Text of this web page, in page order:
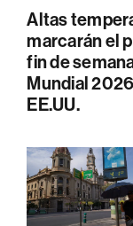
Altas
marcarán el
fin de
Mundial
EE.UU.